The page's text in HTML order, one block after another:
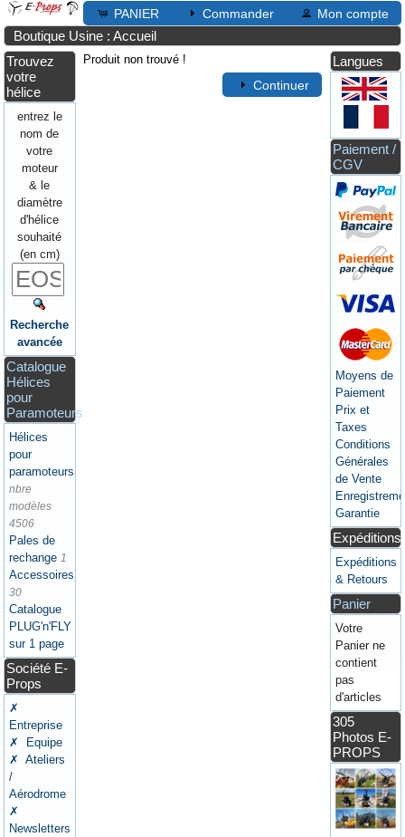
PANIER Commander Mon compte
Boutique Usine : Accueil
Trouvez
votre
hélice
entrez le
nom de
votre
moteur
& le
diamètre
d'hélice
souhaité
(en cm)
Recherche
avancée
Catalogue
Hélices
pour
Paramoteurs
Hélices
pour
paramoteurs
nbre
modèles
4506
Pales de
rechange 1
Accessoires
30
Catalogue
PLUG'n'FLY
sur 1 page
Société E-
Props
✗
Entreprise
✗ Equipe
✗ Ateliers
/
Aérodrome
✗
Newsletters
Produit non trouvé !
Continuer
Langues
Paiement /
CGV
Moyens de
Paiement
Prix et
Taxes
Conditions
Générales
de Vente
Garantie
Expéditions
Expéditions
& Retours
Panier
Votre
Panier ne
contient
pas
d'articles
305
Photos E-
PROPS